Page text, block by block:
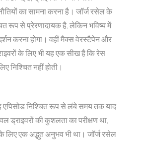
का सामना करना है। जॉर्ज रसेल के
रूप से प्रेरणादायक है, लेकिन भविष्य में
करना होगा। वहीं मैक्स वेरस्टैपेन और
के लिए भी यह एक सीख है कि रेस
निश्चित नहीं होती।
एपिसोड निश्चित रूप से लंबे समय तक याद
ड्राइवरों की कुशलता का परीक्षण था,
लिए एक अद्भुत अनुभव भी था। जॉर्ज रसेल